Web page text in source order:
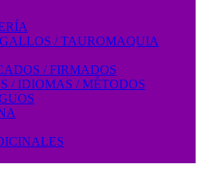
/ TAUROMAQUIA
/ FIRMADOS
/ IDIOMAS / MÉTODOS